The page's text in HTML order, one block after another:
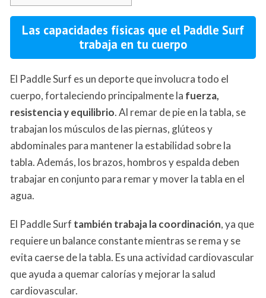
Las capacidades físicas que el Paddle Surf
trabaja en tu cuerpo
El Paddle Surf es un deporte que involucra todo el
cuerpo, fortaleciendo principalmente la fuerza,
resistencia y equilibrio. Al remar de pie en la tabla, se
trabajan los músculos de las piernas, glúteos y
abdominales para mantener la estabilidad sobre la
tabla. Además, los brazos, hombros y espalda deben
trabajar en conjunto para remar y mover la tabla en el
agua.
El Paddle Surf también trabaja la coordinación, ya que
requiere un balance constante mientras se rema y se
evita caerse de la tabla. Es una actividad cardiovascular
que ayuda a quemar calorías y mejorar la salud
cardiovascular.